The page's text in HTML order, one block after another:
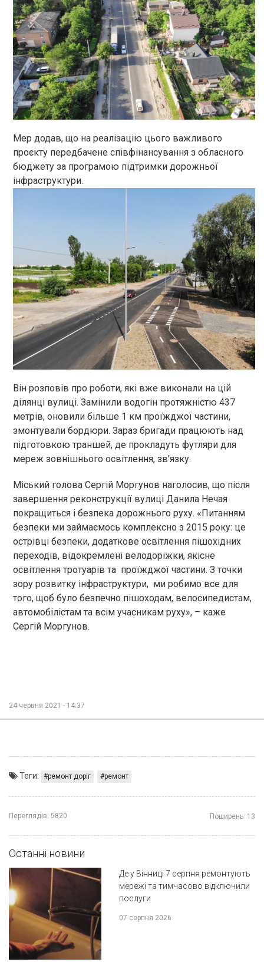
Мер додав, що на реалізацію цього важливого
проєкту передбачене співфінансування з обласного
бюджету за програмою підтримки дорожньої
інфраструктури.
Він розповів про роботи, які вже виконали на цій
ділянці вулиці. Замінили водогін протяжністю 437
метрів, оновили більше 1 км проїжджої частини,
змонтували бордюри. Зараз бригади працюють над
підготовкою траншей, де прокладуть футляри для
мереж зовнішнього освітлення, зв'язку.
Міський голова Сергій Моргунов наголосив, що після
завершення реконструкції вулиці Данила Нечая
покращиться і безпека дорожнього руху. «Питанням
безпеки ми займаємось комплексно з 2015 року: це
острівці безпеки, додаткове освітлення пішохідних
переходів, відокремлені велодоріжки, якісне
освітлення тротуарів та проїжджої частини. З точки
зору розвитку інфраструктури, ми робимо все для
того, щоб було безпечно пішоходам, велосипедистам,
автомобілістам та всім учасникам руху», – каже
Сергій Моргунов.
24 червня 2021 - 14:37
Теги: ремонт доріг ремонт
Переглядів: 5820 Поширень: 13
Останні новини
Де у Вінниці 7 серпня ремонтують
мережі та тимчасово відключили
послуги
07 серпня 2026